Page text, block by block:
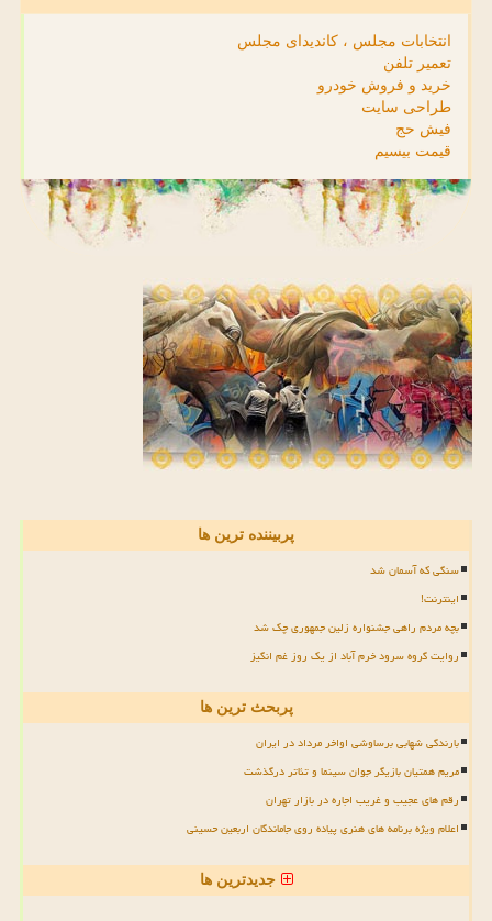
انتخابات مجلس ، کاندیدای مجلس
تعمیر تلفن
خرید و فروش خودرو
طراحی سایت
فیش حج
قیمت بیسیم
پربیننده ترین ها
سنگی که آسمان شد
اینترنت!
بچه مردم راهی جشنواره زلین جمهوری چک شد
روایت گروه سرود خرم آباد از یک روز غم انگیز
پربحث ترین ها
بارندگی شهابی برساوشی اواخر مرداد در ایران
مریم همتیان بازیگر جوان سینما و تئاتر درگذشت
رقم های عجیب و غریب اجاره در بازار تهران
اعلام ویژه برنامه های هنری پیاده روی جاماندگان اربعین حسینی
جدیدترین ها